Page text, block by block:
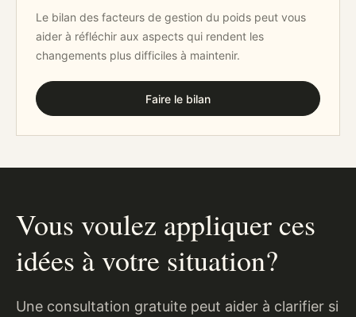
Le bilan des facteurs de gestion du poids peut vous
aider à réfléchir aux aspects qui rendent les
changements plus difficiles à maintenir.
Faire le bilan
Vous voulez appliquer ces
idées à votre situation?
Une consultation gratuite peut aider à clarifier si